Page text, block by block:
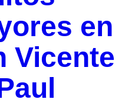
en
Vicente